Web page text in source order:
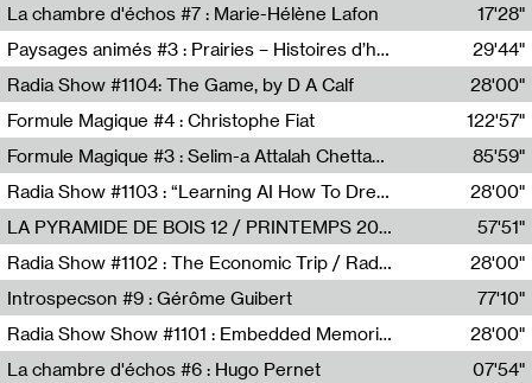
La chambre d'échos #7 : Marie-Hélène Lafon
Revue Les Chambres,Marie-Hélène Lafon
17'28"
Paysages animés #3 : Prairies – Histoires d’herbes et d’humains
Anne Simon
29'44"
Radia Show #1104: The Game, by D A Calf
Radio One NZ
28'00"
Formule Magique #4 : Christophe Fiat
Nathalie Lacroix
122'57"
Formule Magique #3 : Selim-a Attalah Chettaoui
Nathalie Lacroix,Selim-a Attalah Chettaoui
85'59"
Radia Show #1103 : “Learning AI How To Dream” by Sebastian Dingens (Radio Campus Bruxelles)
Radio Campus Bruxelles
28'00"
LA PYRAMIDE DE BOIS 12 / PRINTEMPS 2026
Sammy Stein
57'51"
Radia Show #1102 : The Economic Trip / Radio Grenouille
Radio Grenouille
28'00"
Introspecson #9 : Gérôme Guibert
Pierre Henry,Gérôme Guibert
77'10"
Radia Show Show #1101 : Embedded Memories by Jimmy Peggie / radioart106
Jimmy Peggie,radioart106
28'00"
La chambre d'échos #6 : Hugo Pernet
07'54"